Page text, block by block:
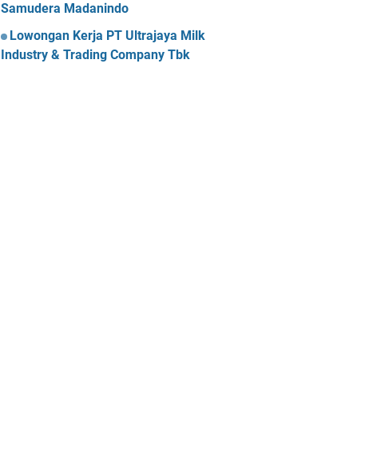
Samudera Madanindo
Lowongan Kerja PT Ultrajaya Milk
Industry & Trading Company Tbk